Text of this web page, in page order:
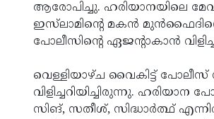
ആരോപിച്ചു. ഹരിയാനയിലെ
ഇസ്‌ലാമിന്റെ മകന്‍
പോലീസിന്റെ ഏജന്റാകാന്‍
വെള്ളിയാഴ്ച വൈകിട്ട് പോലീസ്
വിളിച്ചറിയിച്ചിരുന്നു.
സിങ്, സതീശ്, സിദ്ധാര്‍ത്ഥ്